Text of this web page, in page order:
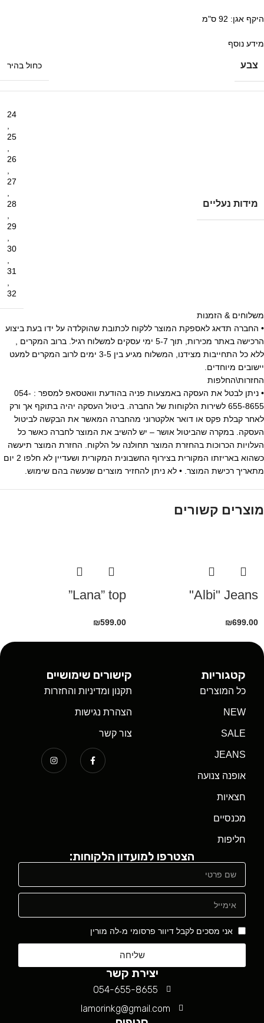
היקף אגן: 92 ס"מ
מידע נוסף
צבע כחול בהיר
מידות נעליים
24
25
26
27
28
29
30
31
32
משלוחים & הזמנות
• החברה תדאג לאספקת המוצר ללקוח לכתובת שהוקלדה על ידו בעת ביצוע
הרכישה באתר מכירות, תוך 5-7 ימי עסקים למשלוח רגיל. ברוב המקרים ,
ללא כל התחייבות מצידנו, המשלוח מגיע בין 3-5 ימים לרוב המקרים למעט
יישובים מיוחדים.
החזרות\החלפות
• ניתן לבטל את העסקה באמצעות פניה בהודעת וואטסאפ למספר : 054-
655-8655 לשירות הלקוחות של החברה. ביטול העסקה יהיה בתוקף אך ורק
לאחר קבלת פקס או דואר אלקטרוני מהחברה המאשר את הבקשה לביטול
העסקה. במקרה שהביטול אושר – יש להשיב את המוצר לחברה כאשר כל
העלויות הכרוכות בהחזרת המוצר תחולנה על הלקוח. החזרת המוצר תיעשה
כשהוא באריזתו המקורית בצירוף החשבונית המקורית ושעדיין לא חלפו 2 יום
מתאריך רכישת המוצר. • לא ניתן להחזיר מוצרים שנעשה בהם שימוש.
מוצרים קשורים
Albi" Jeans"
₪699.00
Lana” top”
₪599.00
קטגוריות
כל המוצרים
NEW
SALE
JEANS
אופנה צנועה
חצאיות
מכנסיים
חליפות
קישורים שימושיים
תקנון ומדיניות והחזרות
הצהרת נגישות
צור קשר
הצטרפו למועדון הלקוחות:
אני מסכים לקבל דיוור פרסומי מ-לה מורין
שליחה
יצירת קשר
054-655-8655
lamorinkg@gmail.com